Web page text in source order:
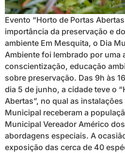
Evento “Horto de Portas
importância da preservação e
ambiente Em Mesquita, o Dia
Ambiente foi lembrado por uma
conscientização, educação
sobre preservação. Das 9h às
dia 5 de junho, a cidade teve o
Abertas”, no qual as
Municipal receberam a
Municipal Vereador Américo
abordagens especiais. A
exposição das cerca de 40